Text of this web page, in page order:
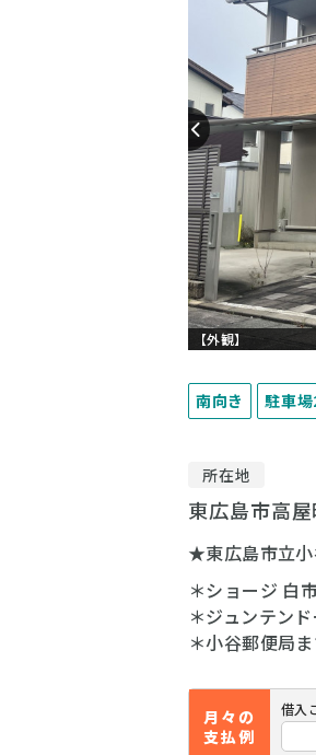
【外観】
南向き 駐車
所在地
東広島市高
★東広島市立小
＊ショージ 白
＊ジュンテン
＊小谷郵便局
月々の
支払例
借入